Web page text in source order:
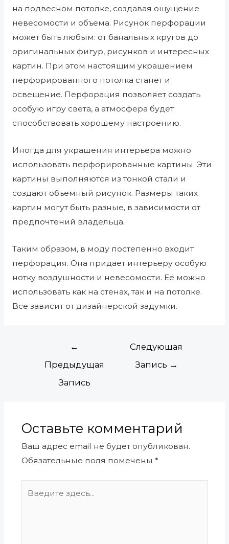
на подвесном потолке, создавая ощущение
невесомости и объема. Рисунок перфорации
может быть любым: от банальных кругов до
оригинальных фигур, рисунков и интересных
картин. При этом настоящим украшением
перфорированного потолка станет и
освещение. Перфорация позволяет создать
особую игру света, а атмосфера будет
способствовать хорошему настроению.
Иногда для украшения интерьера можно
использовать перфорированные картины. Эти
картины выполняются из тонкой стали и
создают объемный рисунок. Размеры таких
картин могут быть разные, в зависимости от
предпочтений владельца.
Таким образом, в моду постепенно входит
перфорация. Она придает интерьеру особую
нотку воздушности и невесомости. Её можно
использовать как на стенах, так и на потолке.
Все зависит от дизайнерской задумки.
←
Предыдущая
Запись
Следующая
Запись →
Оставьте комментарий
Ваш адрес email не будет опубликован.
Обязательные поля помечены *